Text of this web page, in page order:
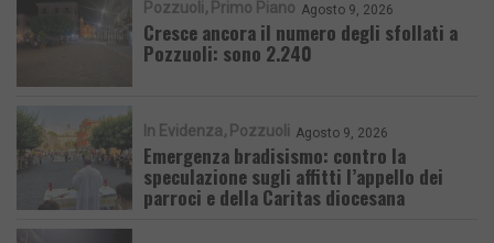
Pozzuoli Primo Piano Agosto 9, 2026
Cresce ancora il numero degli sfollati a
Pozzuoli: sono 2.240
In Evidenza Pozzuoli Agosto 9, 2026
Emergenza bradisismo: contro la
speculazione sugli affitti l’appello dei
parroci e della Caritas diocesana